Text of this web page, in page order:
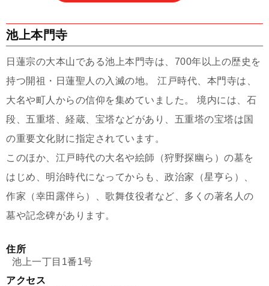
池上本門寺
日蓮宗の大本山である池上本門寺は、700年以上の歴史を
持つ開祖・日蓮聖人の入滅の地。 江戸時代、本門寺は、
大名や町人からの信仰を集めていました。 境内には、石
段、五重塔、経蔵、宝塔などがあり、五重塔の宝塔は国
の重要文化財に指定されています。
このほか、江戸時代の大名や絵師（狩野探幽ら）の墓を
はじめ、明治時代になってからも、政治家（星亨ら）、
作家（幸田露伴ら）、歌舞伎役者など、多くの著名人の
墓や記念碑があります。
住所
池上一丁目1番1号
アクセス